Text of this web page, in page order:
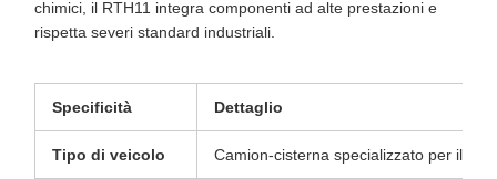
chimici, il RTH11 integra componenti ad alte prestazioni e
rispetta severi standard industriali.
Specificità Dettaglio
Tipo di veicolo Camion-cisterna specializzato per il